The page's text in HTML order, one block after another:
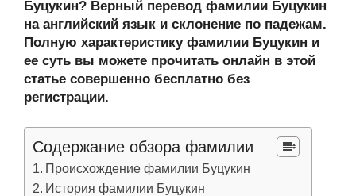
Буцукин? Верный перевод фамилии Буцукин
на английский язык и склонение по падежам.
Полную характеристику фамилии Буцукин и
ее суть вы можете прочитать онлайн в этой
статье совершенно бесплатно без
регистрации.
Содержание обзора фамилии
Происхождение фамилии Буцукин
История фамилии Буцукин